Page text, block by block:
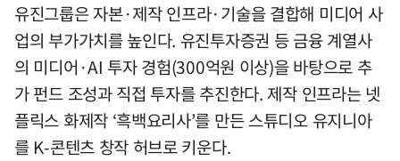
유진그룹은 자본·제작 인프라·기술을 결합해 미디어 사
업의 부가가치를 높인다. 유진투자증권 등 금융 계열사
의 미디어·AI 투자 경험(300억원 이상)을 바탕으로 추
가 펀드 조성과 직접 투자를 추진한다. 제작 인프라는 넷
플릭스 화제작 ‘흑백요리사’를 만든 스튜디오 유지니아
를 K-콘텐츠 창작 허브로 키운다.